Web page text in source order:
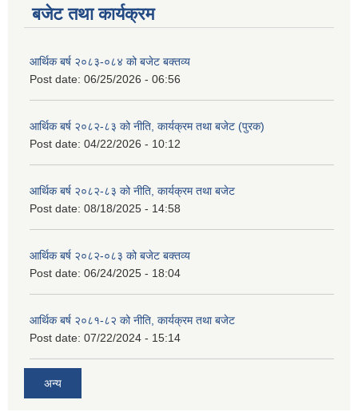
बजेट तथा कार्यक्रम
आर्थिक बर्ष २०८३-०८४ को बजेट बक्तव्य
Post date: 06/25/2026 - 06:56
आर्थिक बर्ष २०८२-८३ को नीति, कार्यक्रम तथा बजेट (पुरक)
Post date: 04/22/2026 - 10:12
आर्थिक बर्ष २०८२-८३ को नीति, कार्यक्रम तथा बजेट
Post date: 08/18/2025 - 14:58
आर्थिक बर्ष २०८२-०८३ को बजेट बक्तव्य
Post date: 06/24/2025 - 18:04
आर्थिक बर्ष २०८१-८२ को नीति, कार्यक्रम तथा बजेट
Post date: 07/22/2024 - 15:14
अन्य